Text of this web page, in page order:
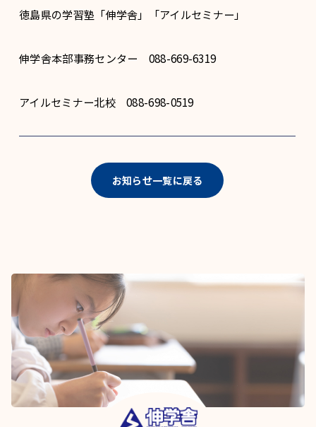
徳島県の学習塾「伸学舎」「アイルセミナー」
伸学舎本部事務センター 088-669-6319
アイルセミナー北校 088-698-0519
お知らせ一覧に戻る